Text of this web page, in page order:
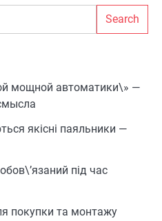
Search
мощной автоматики\» —
якісні паяльники —
під час
покупки та монтажу